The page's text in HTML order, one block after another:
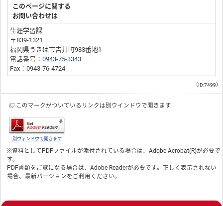
このページに関する
お問い合わせは
生涯学習課
〒839-1321
福岡県うきは市吉井町983番地1
電話番号：0943-75-3343
Fax：0943-76-4724
（ID:7499）
このマークがついているリンクは別ウインドウで開きます
別ウィンドウで開きます
※資料としてPDFファイルが添付されている場合は、Adobe Acrobat(R)が必要で
す。
PDF書類をご覧になる場合は、Adobe Readerが必要です。正しく表示されない
場合、最新バージョンをご利用ください。